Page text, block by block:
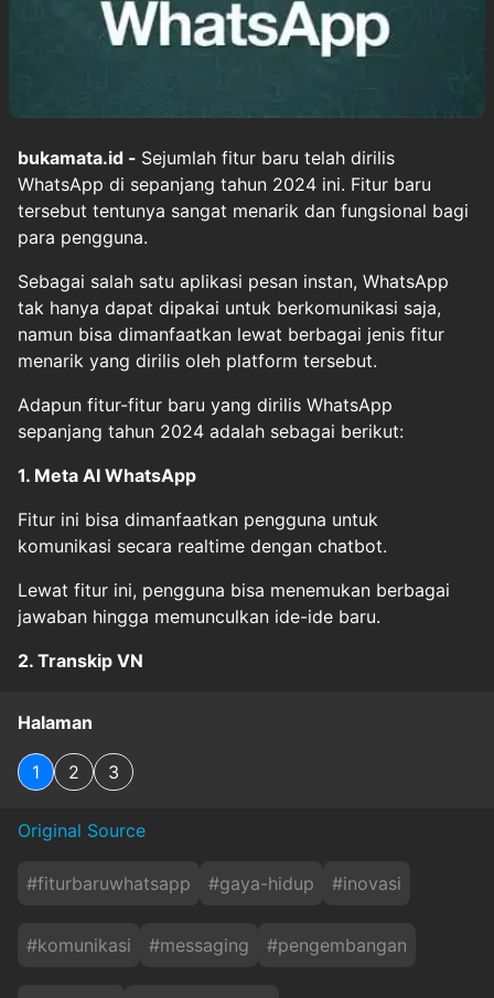
bukamata.id - Sejumlah fitur baru telah dirilis
WhatsApp di sepanjang tahun 2024 ini. Fitur baru
tersebut tentunya sangat menarik dan fungsional bagi
para pengguna.
Sebagai salah satu aplikasi pesan instan, WhatsApp
tak hanya dapat dipakai untuk berkomunikasi saja,
namun bisa dimanfaatkan lewat berbagai jenis fitur
menarik yang dirilis oleh platform tersebut.
Adapun fitur-fitur baru yang dirilis WhatsApp
sepanjang tahun 2024 adalah sebagai berikut:
1. Meta AI WhatsApp
Fitur ini bisa dimanfaatkan pengguna untuk
komunikasi secara realtime dengan chatbot.
Lewat fitur ini, pengguna bisa menemukan berbagai
jawaban hingga memunculkan ide-ide baru.
2. Transkip VN
Halaman
1 2 3
Original Source
#fiturbaruwhatsapp #gaya-hidup #inovasi
#komunikasi #messaging #pengembangan